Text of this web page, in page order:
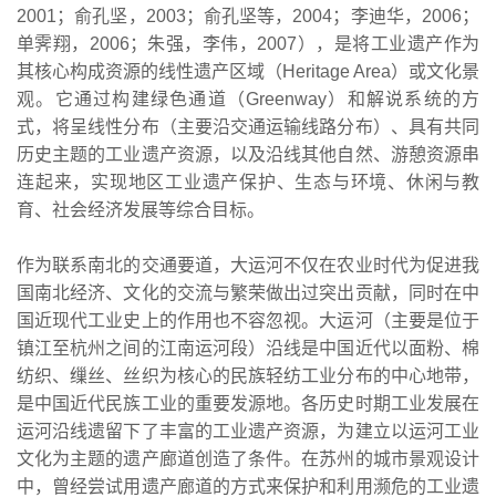
2001；俞孔坚，2003；俞孔坚等，2004；李迪华，2006；
单霁翔，2006；朱强，李伟，2007），是将工业遗产作为
其核心构成资源的线性遗产区域（Heritage Area）或文化景
观。它通过构建绿色通道（Greenway）和解说系统的方
式，将呈线性分布（主要沿交通运输线路分布）、具有共同
历史主题的工业遗产资源，以及沿线其他自然、游憩资源串
连起来，实现地区工业遗产保护、生态与环境、休闲与教
育、社会经济发展等综合目标。
作为联系南北的交通要道，大运河不仅在农业时代为促进我
国南北经济、文化的交流与繁荣做出过突出贡献，同时在中
国近现代工业史上的作用也不容忽视。大运河（主要是位于
镇江至杭州之间的江南运河段）沿线是中国近代以面粉、棉
纺织、缫丝、丝织为核心的民族轻纺工业分布的中心地带，
是中国近代民族工业的重要发源地。各历史时期工业发展在
运河沿线遗留下了丰富的工业遗产资源，为建立以运河工业
文化为主题的遗产廊道创造了条件。在苏州的城市景观设计
中，曾经尝试用遗产廊道的方式来保护和利用濒危的工业遗